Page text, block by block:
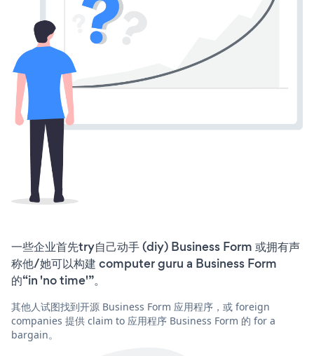
一些企业首先try自己动手 (diy) Business Form 或拥有声
称他/她可以构建 computer guru a Business Form
的“in 'no time'”。
其他人试图找到开源 Business Form 应用程序，或 foreign
companies 提供 claim to 应用程序 Business Form 的 for a
bargain。